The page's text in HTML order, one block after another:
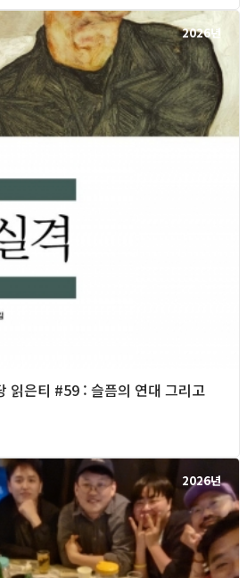
2026년
읽은티 #59 : 슬픔의 연대 그리고
2026년